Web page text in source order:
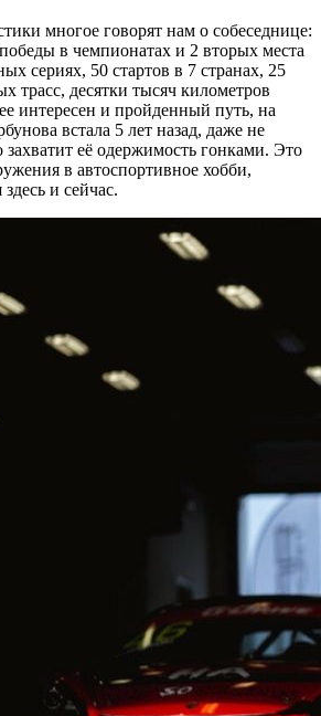
многое говорят нам о собеседнице:
в чемпионатах и 2 вторых места
сериях, 50 стартов в 7 странах, 25
трасс, десятки тысяч километров
интересен и пройденный путь, на
встала 5 лет назад, даже не
захватит её одержимость гонками. Это
в автоспортивное хобби,
и сейчас.